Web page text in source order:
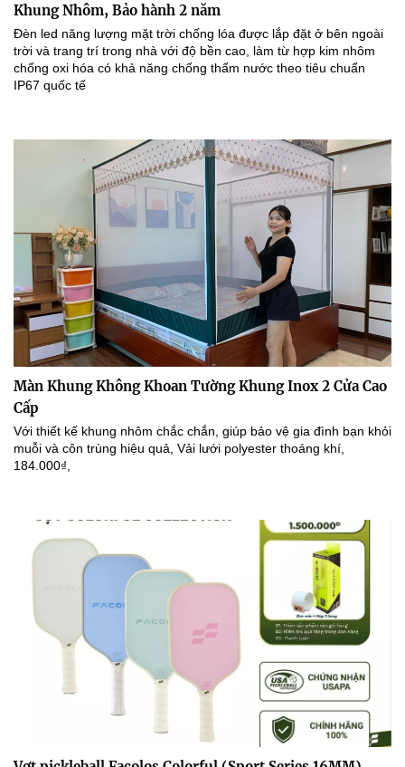
Khung Nhôm, Bảo hành 2 năm
Đèn led năng lượng mặt trời chống lóa được lắp đặt ở bên ngoài
trời và trang trí trong nhà với độ bền cao, làm từ hợp kim nhôm
chống oxi hóa có khả năng chống thấm nước theo tiêu chuẩn
IP67 quốc tế
Màn Khung Không Khoan Tường Khung Inox 2 Cửa Cao
Cấp
Với thiết kế khung nhôm chắc chắn, giúp bảo vệ gia đình bạn khỏi
muỗi và côn trùng hiệu quả, Vải lưới polyester thoáng khí,
184.000₫,